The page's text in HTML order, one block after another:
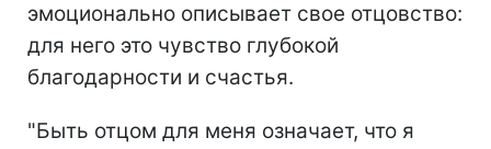
эмоционально описывает свое отцовство:
для него это чувство глубокой
благодарности и счастья.
"Быть отцом для меня означает, что я